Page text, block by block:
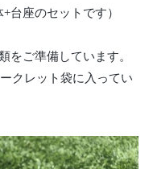
台座のセットです）
をご準備しています。
クレット袋に入ってい